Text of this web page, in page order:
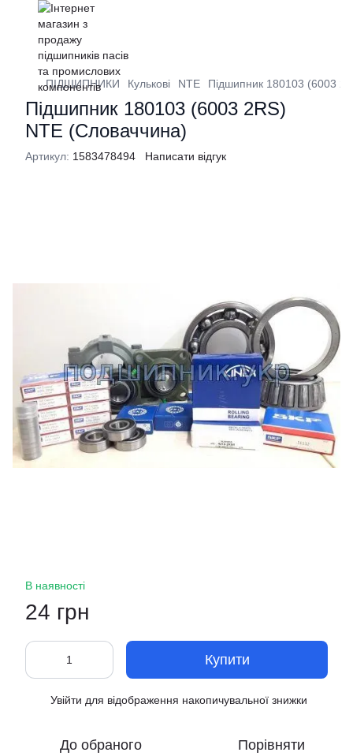
ПІДШИПНИКИ Кулькові NTE Підшипник 180103 (6003
Підшипник 180103 (6003 2RS)
NTE (Словаччина)
Артикул: 1583478494 Написати відгук
В наявності
24 грн
Купити
Увійти для відображення накопичувальної знижки
До обраного Порівняти